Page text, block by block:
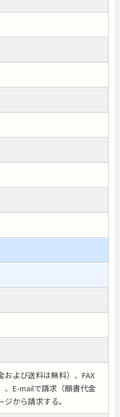
よび送料は無料）、FAX
、E-mailで請求（願書代金
から請求する。